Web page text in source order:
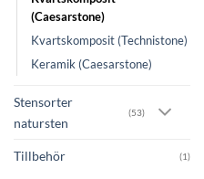
(Caesarstone)
Kvartskomposit (Technistone)
Keramik (Caesarstone)
Stensorter
natursten
(53)
Tillbehör (1)